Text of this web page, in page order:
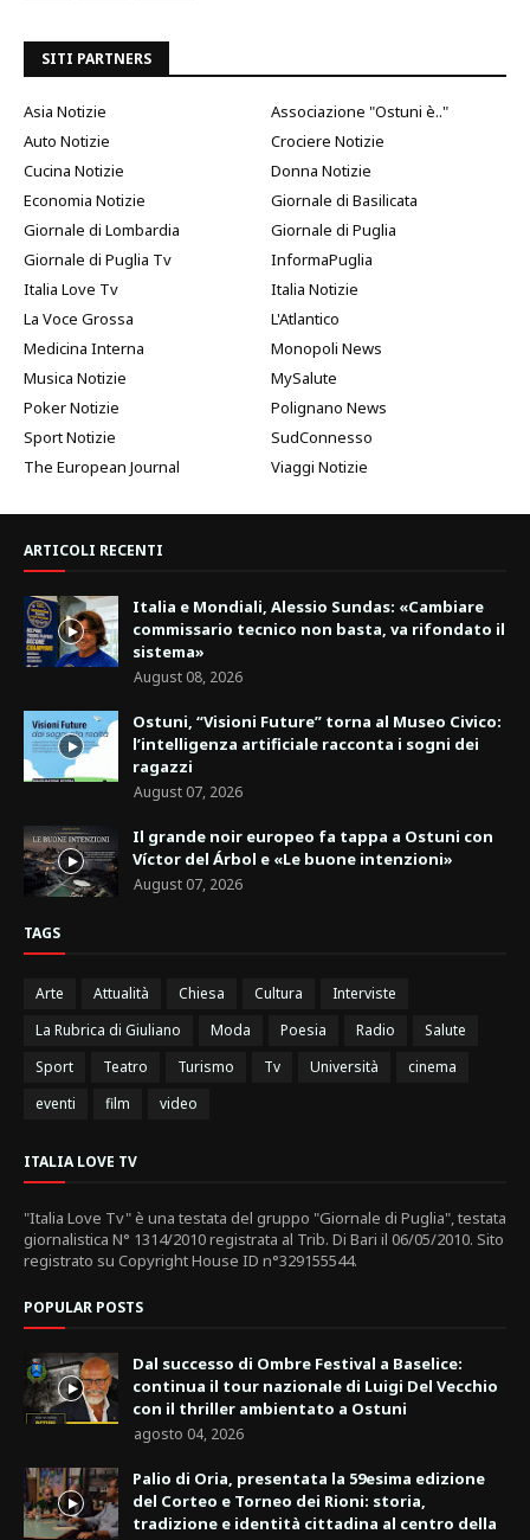
SITI PARTNERS
Asia Notizie
Associazione "Ostuni è.."
Auto Notizie
Crociere Notizie
Cucina Notizie
Donna Notizie
Economia Notizie
Giornale di Basilicata
Giornale di Lombardia
Giornale di Puglia
Giornale di Puglia Tv
InformaPuglia
Italia Love Tv
Italia Notizie
La Voce Grossa
L'Atlantico
Medicina Interna
Monopoli News
Musica Notizie
MySalute
Poker Notizie
Polignano News
Sport Notizie
SudConnesso
The European Journal
Viaggi Notizie
ARTICOLI RECENTI
Italia e Mondiali, Alessio Sundas: «Cambiare
commissario tecnico non basta, va rifondato il
sistema»
August 08, 2026
Ostuni, “Visioni Future” torna al Museo Civico:
l’intelligenza artificiale racconta i sogni dei
ragazzi
August 07, 2026
Il grande noir europeo fa tappa a Ostuni con
Víctor del Árbol e «Le buone intenzioni»
August 07, 2026
TAGS
Arte Attualità Chiesa Cultura
Interviste
La Rubrica di Giuliano
Moda Poesia Radio
Salute
Sport
Teatro Turismo Tv Università
cinema
eventi
film video
ITALIA LOVE TV
"Italia Love Tv" è una testata del gruppo "Giornale di Puglia", testata
giornalistica N° 1314/2010 registrata al Trib. Di Bari il 06/05/2010. Sito
registrato su Copyright House ID n°329155544.
POPULAR POSTS
Dal successo di Ombre Festival a Baselice:
continua il tour nazionale di Luigi Del Vecchio
con il thriller ambientato a Ostuni
agosto 04, 2026
Palio di Oria, presentata la 59esima edizione
del Corteo e Torneo dei Rioni: storia,
tradizione e identità cittadina al centro della